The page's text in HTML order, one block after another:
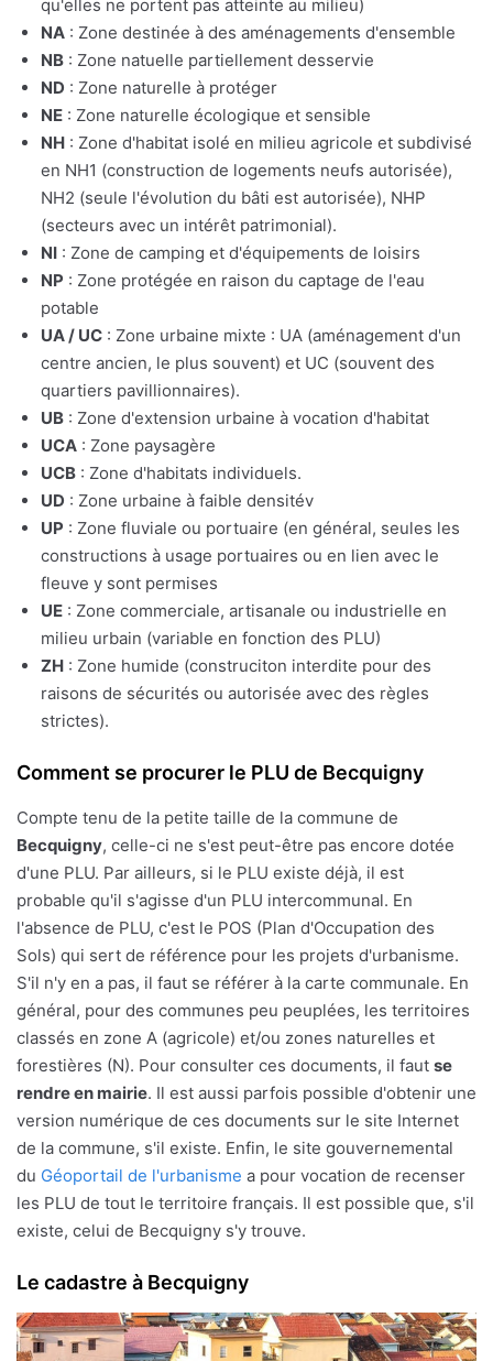
qu'elles ne portent pas atteinte au milieu)
NA : Zone destinée à des aménagements d'ensemble
NB : Zone natuelle partiellement desservie
ND : Zone naturelle à protéger
NE : Zone naturelle écologique et sensible
NH : Zone d'habitat isolé en milieu agricole et subdivisé
en NH1 (construction de logements neufs autorisée),
NH2 (seule l'évolution du bâti est autorisée), NHP
(secteurs avec un intérêt patrimonial).
NI : Zone de camping et d'équipements de loisirs
NP : Zone protégée en raison du captage de l'eau
potable
UA / UC : Zone urbaine mixte : UA (aménagement d'un
centre ancien, le plus souvent) et UC (souvent des
quartiers pavillionnaires).
UB : Zone d'extension urbaine à vocation d'habitat
UCA : Zone paysagère
UCB : Zone d'habitats individuels.
UD : Zone urbaine à faible densitév
UP : Zone fluviale ou portuaire (en général, seules les
constructions à usage portuaires ou en lien avec le
fleuve y sont permises
UE : Zone commerciale, artisanale ou industrielle en
milieu urbain (variable en fonction des PLU)
ZH : Zone humide (construciton interdite pour des
raisons de sécurités ou autorisée avec des règles
strictes).
Comment se procurer le PLU de Becquigny
Compte tenu de la petite taille de la commune de
Becquigny, celle-ci ne s'est peut-être pas encore dotée
d'une PLU. Par ailleurs, si le PLU existe déjà, il est
probable qu'il s'agisse d'un PLU intercommunal. En
l'absence de PLU, c'est le POS (Plan d'Occupation des
Sols) qui sert de référence pour les projets d'urbanisme.
S'il n'y en a pas, il faut se référer à la carte communale. En
général, pour des communes peu peuplées, les territoires
classés en zone A (agricole) et/ou zones naturelles et
forestières (N). Pour consulter ces documents, il faut se
rendre en mairie. Il est aussi parfois possible d'obtenir une
version numérique de ces documents sur le site Internet
de la commune, s'il existe. Enfin, le site gouvernemental
du Géoportail de l'urbanisme a pour vocation de recenser
les PLU de tout le territoire français. Il est possible que, s'il
existe, celui de Becquigny s'y trouve.
Le cadastre à Becquigny